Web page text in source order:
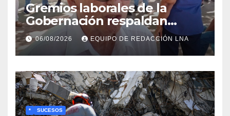
Gremios laborales de la
Gobernación respaldan
propuesta de Bono
Recreativo de 100 dólares
para jubilados, pensionados y
activos
06/08/2026 EQUIPO DE REDACCIÓN LNA
* SUCESOS